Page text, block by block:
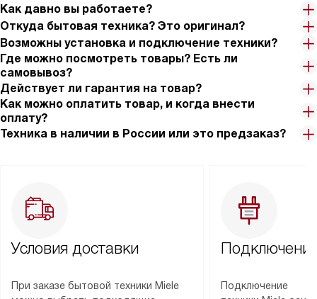
Как давно вы работаете?
Откуда бытовая техника? Это оригинал?
Возможны установка и подключение техники?
Где можно посмотреть товары? Есть ли
самовывоз?
Действует ли гарантия на товар?
Как можно оплатить товар, и когда внести
оплату?
Техника в наличии в России или это предзаказ?
Условия доставки
При заказе бытовой техники Miele
Подключение